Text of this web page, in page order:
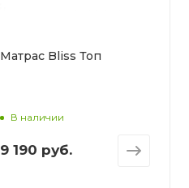
Матрас Bliss Топ
В наличии
9 190 руб.